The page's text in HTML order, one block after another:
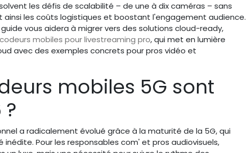
les défis de scalabilité – de une à dix caméras – sans
ainsi les coûts logistiques et boostant l'engagement audience.
vous aidera à migrer vers des solutions cloud-ready,
mobiles pour livestreaming pro, qui met en lumière
avec des exemples concrets pour pros vidéo et
mobiles 5G sont
a radicalement évolué grâce à la maturité de la 5G, qui
Pour les responsables com' et pros audiovisuels,